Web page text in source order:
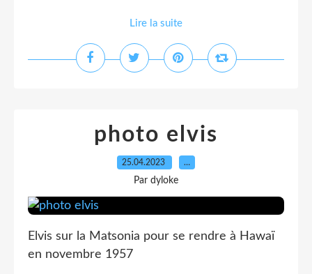
Lire la suite
photo elvis
25.04.2023 …
Par dyloke
Elvis sur la Matsonia pour se rendre à Hawaï
en novembre 1957